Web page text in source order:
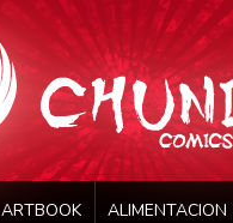
ARTBOOK ALIMENTACION